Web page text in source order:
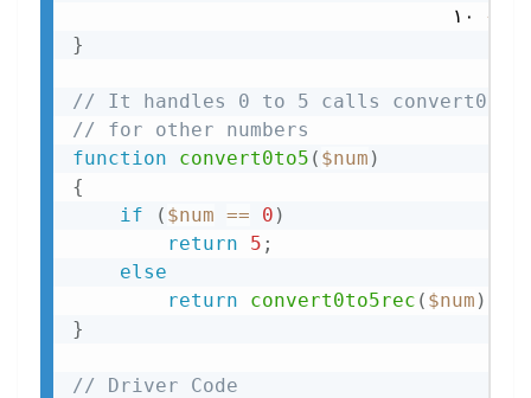
                                ۱۰
+
}
// It handles 0 to 5 calls
// for other numbers
function
convert0to5 ( $num )
{
if
( $num == 0 )
return
5 ;
else
return
convert0to5rec ( $num )
}
// Driver Code